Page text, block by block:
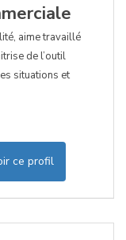
aime travaillé
de l’outil
situations et
ce profil